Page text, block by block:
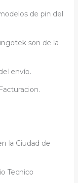
de pin del
son de la
envío.
la Ciudad de
Tecnico